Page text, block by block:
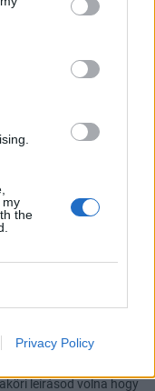
my
the
Privacy Policy
jobban a
Válasz erre
eddig ugyebár bejött
alá , sajnos
leírásod volna hogy